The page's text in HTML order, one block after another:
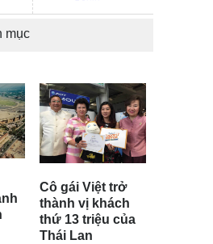
mục
Cô gái Việt trở
thành vị khách
thứ 13 triệu của
Thái Lan